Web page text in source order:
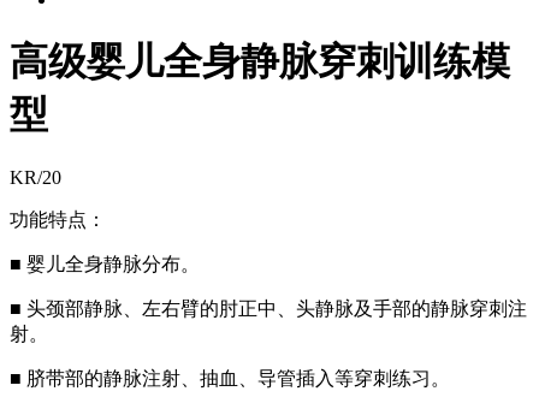
高级婴儿全身静脉穿刺训练模
型
KR/20
功能特点：
■ 婴儿全身静脉分布。
■ 头颈部静脉、左右臂的肘正中、头静脉及手部的静脉穿刺注
射。
■ 脐带部的静脉注射、抽血、导管插入等穿刺练习。